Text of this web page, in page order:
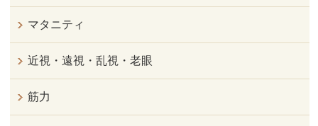
マタニティ
近視・遠視・乱視・老眼
筋力